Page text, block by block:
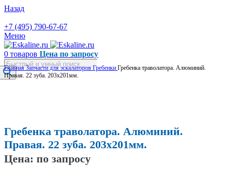
Назад
+7 (495) 790-67-67
Меню
0 товаров Цена по запросу
Поиск
товаров
ГлавнаяЗапчасти для эскалаторов Гребенки Гребенка траволатора. Алюминий.
Правая. 22 зуба. 203х201мм.
Гребенка траволатора. Алюминий.
Правая. 22 зуба. 203х201мм.
Цена: по запросу